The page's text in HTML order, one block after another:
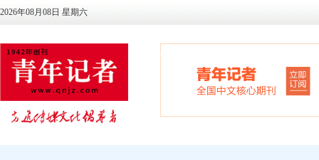
2026年08月08日 星期六